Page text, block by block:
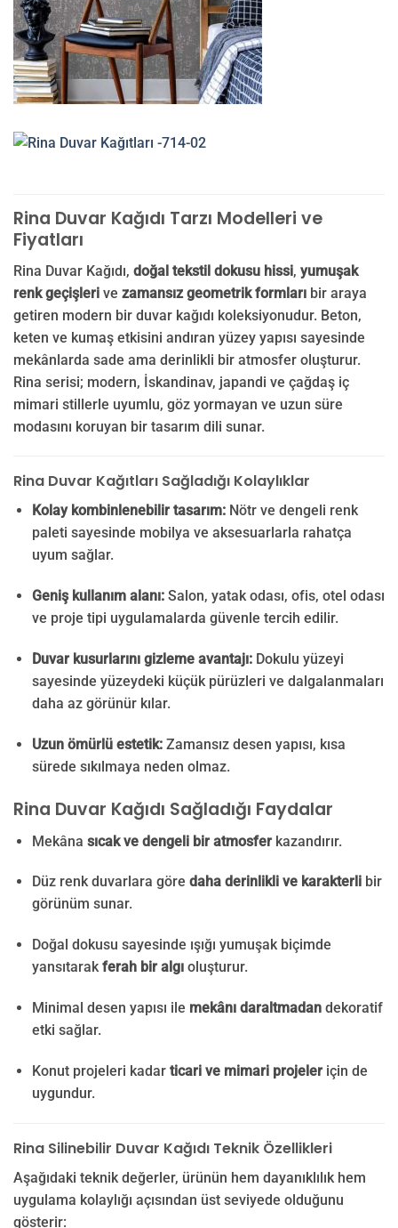
Rina Duvar Kağıdı Tarzı Modelleri ve
Fiyatları
Rina Duvar Kağıdı, doğal tekstil dokusu hissi, yumuşak
renk geçişleri ve zamansız geometrik formları bir araya
getiren modern bir duvar kağıdı koleksiyonudur. Beton,
keten ve kumaş etkisini andıran yüzey yapısı sayesinde
mekânlarda sade ama derinlikli bir atmosfer oluşturur.
Rina serisi; modern, İskandinav, japandi ve çağdaş iç
mimari stillerle uyumlu, göz yormayan ve uzun süre
modasını koruyan bir tasarım dili sunar.
Rina Duvar Kağıtları Sağladığı Kolaylıklar
Kolay kombinlenebilir tasarım:Nötr ve dengeli renk
paleti sayesinde mobilya ve aksesuarlarla rahatça
uyum sağlar.
Geniş kullanım alanı:Salon, yatak odası, ofis, otel odası
ve proje tipi uygulamalarda güvenle tercih edilir.
Duvar kusurlarını gizleme avantajı:Dokulu yüzeyi
sayesinde yüzeydeki küçük pürüzleri ve dalgalanmaları
daha az görünür kılar.
Uzun ömürlü estetik:Zamansız desen yapısı, kısa
sürede sıkılmaya neden olmaz.
Rina Duvar Kağıdı Sağladığı Faydalar
Mekâna sıcak ve dengeli bir atmosferkazandırır.
Düz renk duvarlara göre daha derinlikli ve karakterlibir
görünüm sunar.
Doğal dokusu sayesinde ışığı yumuşak biçimde
yansıtarakferah bir algıoluşturur.
Minimal desen yapısı ile mekânı daraltmadandekoratif
etki sağlar.
Konut projeleri kadar ticari ve mimari projeleriçin de
uygundur.
Rina Silinebilir Duvar Kağıdı Teknik Özellikleri
Aşağıdaki teknik değerler, ürünün hem dayanıklılık hem
uygulama kolaylığı açısından üst seviyede olduğunu
gösterir: